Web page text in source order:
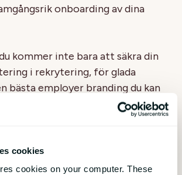
cookies
cookies on your computer. These
onboarding av dina
kommer inte bara att säkra din
i rekrytering, för glada
bästa employer branding du kan
garanterat att berätta för sina
av dem på Facebook och LinkedIn!).
med systemstöd vilket ger dig mer
och kärlek. Ladda ner vår